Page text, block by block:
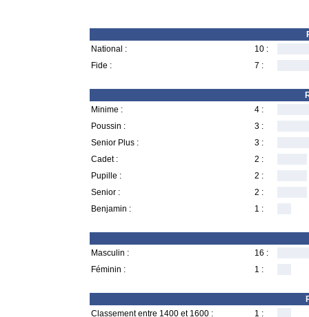
National :
10 :
Fide :
7 :
Minime :
4 :
Poussin :
3 :
Senior Plus :
3 :
Cadet :
2 :
Pupille :
2 :
Senior :
2 :
Benjamin :
1 :
Masculin :
16 :
Féminin :
1 :
Classement entre 1400 et 1600 :
1 :